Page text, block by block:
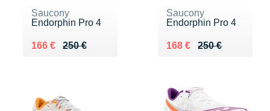
Saucony
Endorphin Pro 4
250 €
Au lieu de 250 €
166 €
Vendu 166 €
Saucony
Endorphin Pro 4
250 €
Au lieu de 250 €
168 €
Vendu 168 €